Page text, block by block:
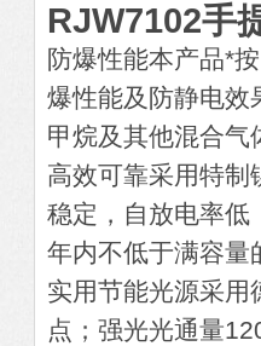
RJW7102手
防爆性能本产品*
爆性能及防静电效
甲烷及其他混合气
高效可靠采用特制
稳定，自放电率低
年内不低于满容量
实用节能光源采用
点；强光光通量